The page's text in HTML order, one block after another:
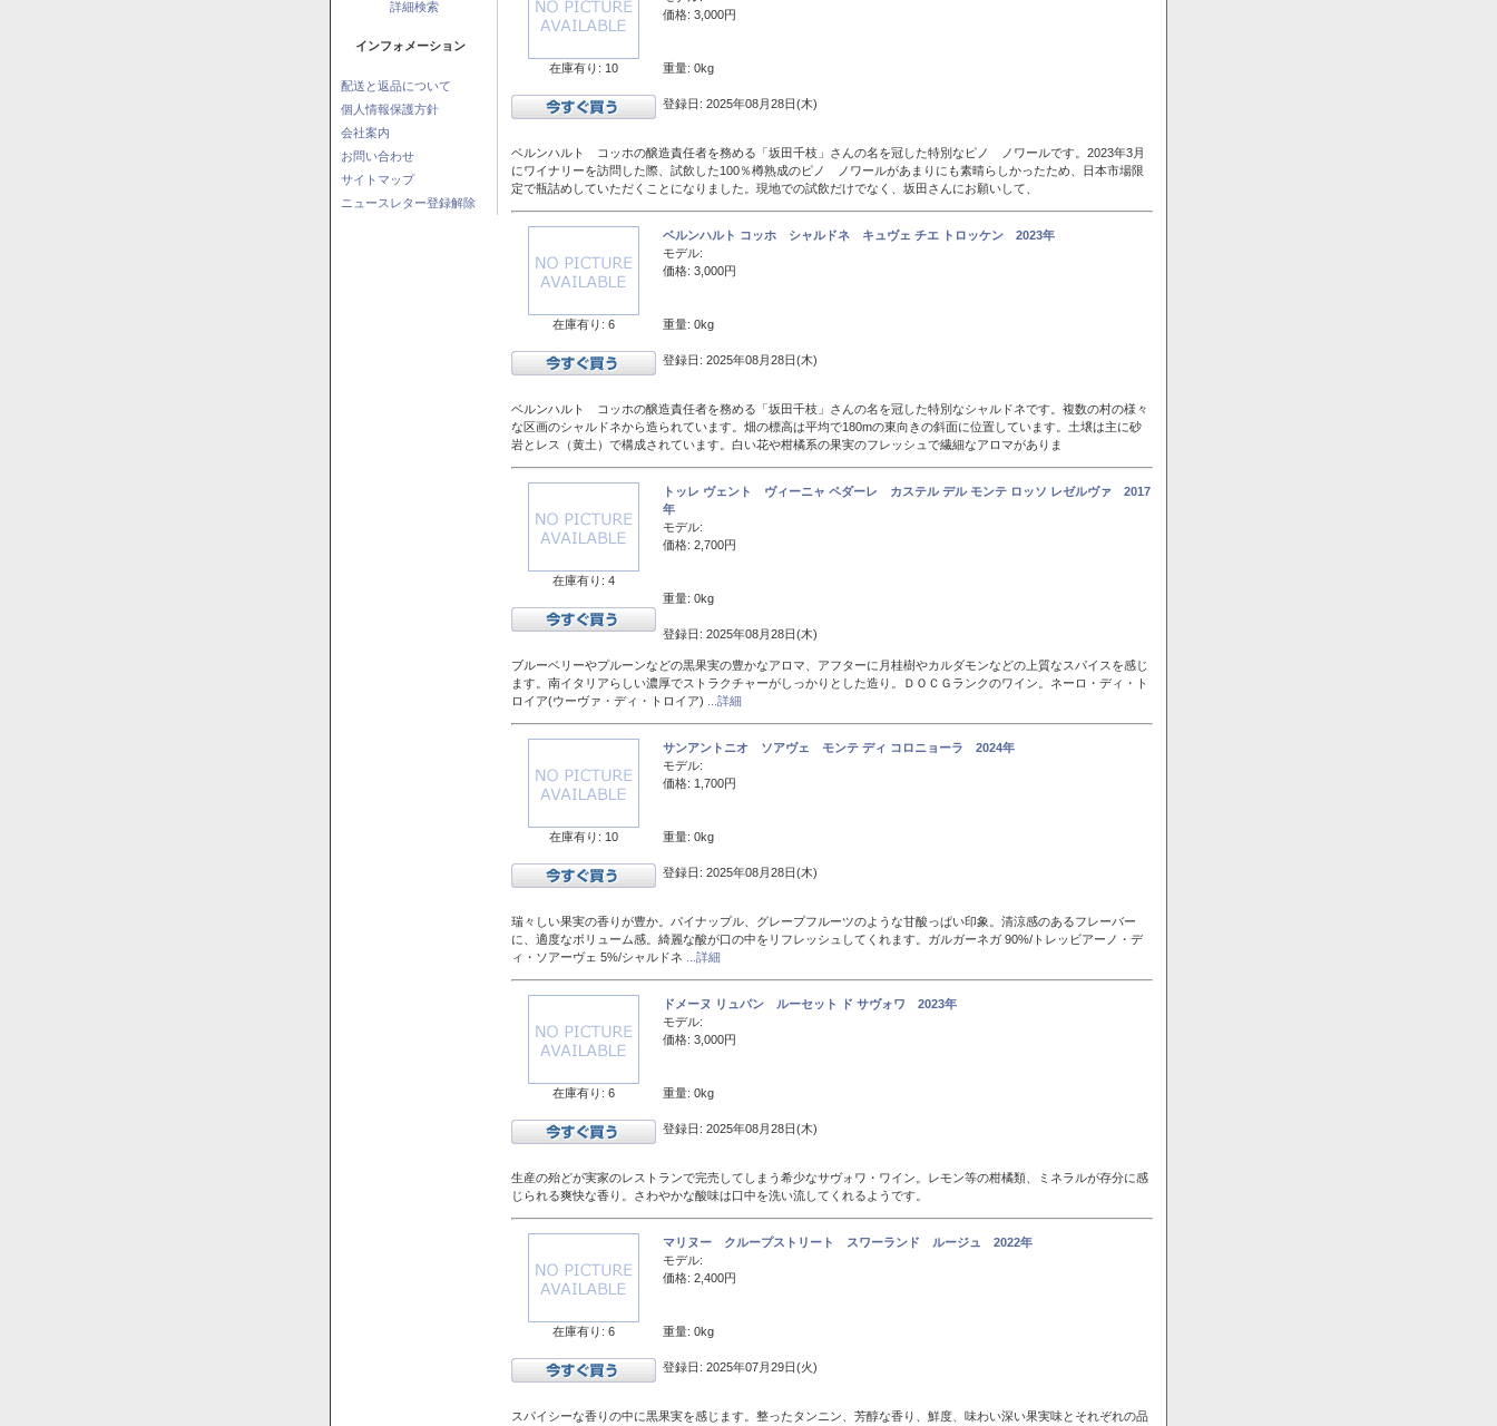
詳細検索
インフォメーション
配送と返品について
個人情報保護方針
会社案内
お問い合わせ
サイトマップ
ニュースレター登録解除
在庫有り: 10
価格: 3,000円
重量: 0kg
登録日: 2025年08月28日(木)
ベルンハルト コッホの醸造責任者を務める「坂田千枝」さんの名を冠した特別なピノ ノワールです。2023年3月
にワイナリーを訪問した際、試飲した100％樽熟成のピノ ノワールがあまりにも素晴らしかったため、日本市場限
定で瓶詰めしていただくことになりました。現地での試飲だけでなく、坂田さんにお願いして、
在庫有り: 6
ベルンハルト コッホ シャルドネ キュヴェ チエ トロッケン 2023年
モデル:
価格: 3,000円
重量: 0kg
登録日: 2025年08月28日(木)
ベルンハルト コッホの醸造責任者を務める「坂田千枝」さんの名を冠した特別なシャルドネです。複数の村の様々
な区画のシャルドネから造られています。畑の標高は平均で180mの東向きの斜面に位置しています。土壌は主に砂
岩とレス（黄土）で構成されています。白い花や柑橘系の果実のフレッシュで繊細なアロマがありま
在庫有り: 4
トッレ ヴェント ヴィーニャ ペダーレ カステル デル モンテ ロッソ レゼルヴァ 2017
年
モデル:
価格: 2,700円
重量: 0kg
登録日: 2025年08月28日(木)
ブルーベリーやプルーンなどの黒果実の豊かなアロマ、アフターに月桂樹やカルダモンなどの上質なスパイスを感じ
ます。南イタリアらしい濃厚でストラクチャーがしっかりとした造り。ＤＯＣＧランクのワイン。ネーロ・ディ・ト
ロイア(ウーヴァ・ディ・トロイア) ...詳細
在庫有り: 10
サンアントニオ ソアヴェ モンテ ディ コロニョーラ 2024年
モデル:
価格: 1,700円
重量: 0kg
登録日: 2025年08月28日(木)
瑞々しい果実の香りが豊か。パイナップル、グレープフルーツのような甘酸っぱい印象。清涼感のあるフレーバー
に、適度なボリューム感。綺麗な酸が口の中をリフレッシュしてくれます。ガルガーネガ 90%/トレッビアーノ・デ
ィ・ソアーヴェ 5%/シャルドネ ...詳細
在庫有り: 6
ドメーヌ リュパン ルーセット ド サヴォワ 2023年
モデル:
価格: 3,000円
重量: 0kg
登録日: 2025年08月28日(木)
生産の殆どが実家のレストランで完売してしまう希少なサヴォワ・ワイン。レモン等の柑橘類、ミネラルが存分に感
じられる爽快な香り。さわやかな酸味は口中を洗い流してくれるようです。
在庫有り: 6
マリヌー クループストリート スワーランド ルージュ 2022年
モデル:
価格: 2,400円
重量: 0kg
登録日: 2025年07月29日(火)
スパイシーな香りの中に黒果実を感じます。整ったタンニン、芳醇な香り、鮮度、味わい深い果実味とそれぞれの品